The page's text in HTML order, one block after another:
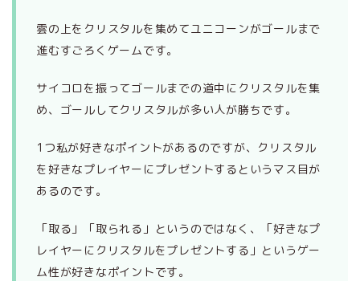
雲の上をクリスタルを集めてユニコーンがゴールまで
進むすごろくゲームです。
サイコロを振ってゴールまでの道中にクリスタルを集
め、ゴールしてクリスタルが多い人が勝ちです。
1つ私が好きなポイントがあるのですが、 クリスタル
を好きなプレイヤーにプレゼントするというマス目が
あるのです。
「取る」「取られる」というのではなく、「好きなプ
レイヤーにクリスタルをプレゼントする」というゲー
ム性が好きなポイントです。